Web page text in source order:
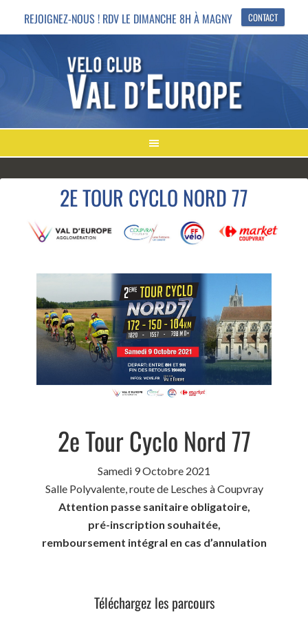
REJOIGNEZ-NOUS ! RDV LE DIMANCHE 8H À MAGNY CONTACT
2E TOUR CYCLO NORD 77
2e Tour Cyclo Nord 77
Samedi 9 Octobre 2021
Salle Polyvalente, route de Lesches à Coupvray
Attention passe sanitaire obligatoire,
pré-inscription souhaitée,
remboursement intégral en cas d’annulation
Téléchargez les parcours